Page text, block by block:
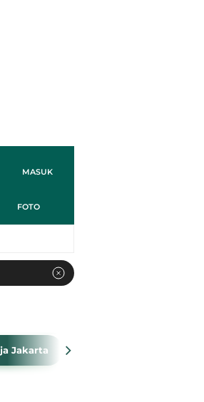
MASUK
FOTO
Jakarta